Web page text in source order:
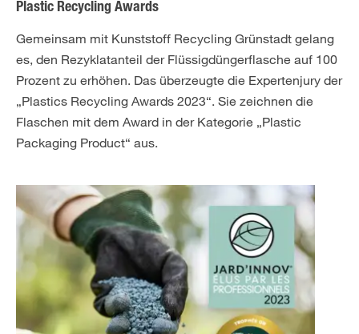
Plastic Recycling Awards
Gemeinsam mit Kunststoff Recycling Grünstadt gelang
es, den Rezyklatanteil der Flüssigdüngerflasche auf 100
Prozent zu erhöhen. Das überzeugte die Expertenjury der
„Plastics Recycling Awards 2023“. Sie zeichnen die
Flaschen mit dem Award in der Kategorie „Plastic
Packaging Product“ aus.​